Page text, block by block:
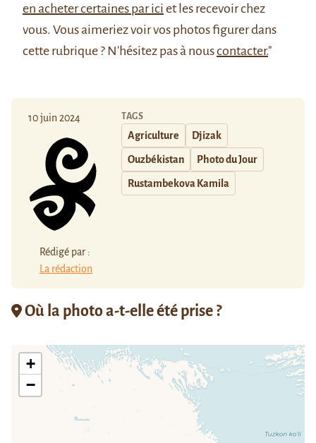
en acheter certaines par ici et les recevoir chez
vous. Vous aimeriez voir vos photos figurer dans
cette rubrique ? N'hésitez pas à nouscontacter."
10 juin 2024
Rédigé par :
La rédaction
TAGS
Agriculture Djizak
Ouzbékistan Photo du Jour
Rustambekova Kamila
Où la photo a-t-elle été prise ?
+
−